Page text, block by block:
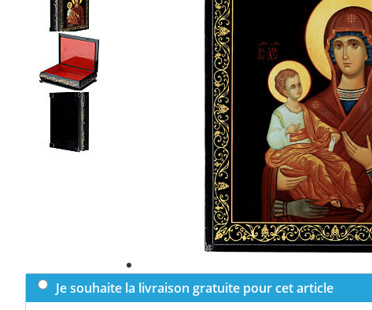
Je souhaite la livraison gratuite pour cet article